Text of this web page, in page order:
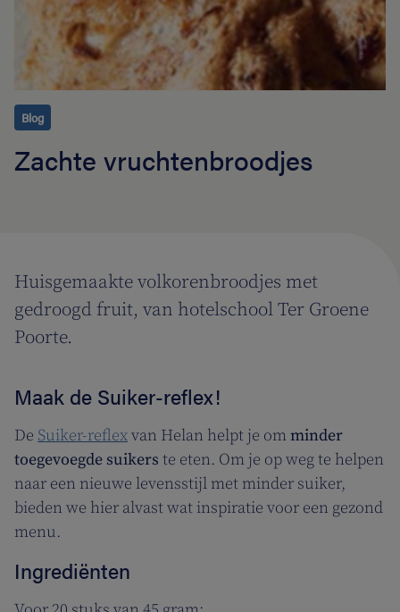
Blog
Zachte vruchtenbroodjes
Huisgemaakte volkorenbroodjes met
gedroogd fruit, van hotelschool Ter Groene
Poorte.
Maak de Suiker-reflex!
De Suiker-reflexvan Helan helpt je omminder
toegevoegde suikers te eten. Om je op weg te helpen
naar een nieuwe levensstijl met minder suiker,
bieden we hier alvast wat inspiratie voor een gezond
menu.
Ingrediënten